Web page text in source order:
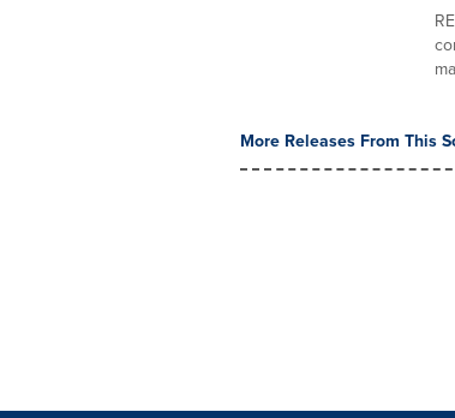
More Releases From This